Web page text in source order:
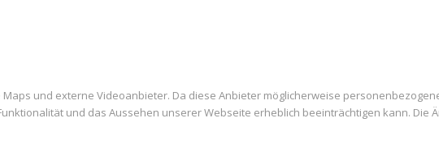
und externe Videoanbieter. Da diese Anbieter möglicherweise
und das Aussehen unserer Webseite erheblich beeinträchtigen kann. Die